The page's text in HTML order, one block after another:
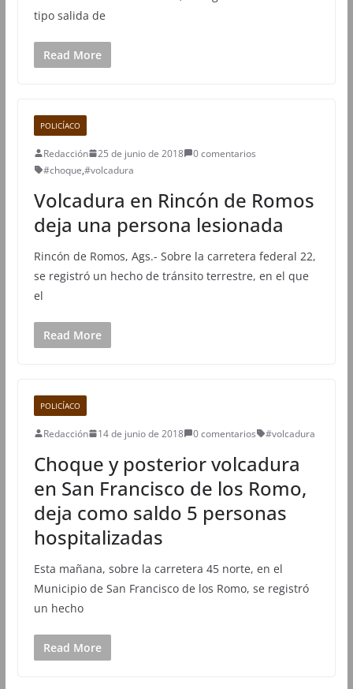
tipo salida de
Read More
POLICÍACO
Redacción 25 de junio de 2018
0 comentarios
#choque,#volcadura
Volcadura en Rincón de Romos
deja una persona lesionada
Rincón de Romos, Ags.- Sobre la carretera federal 22,
se registró un hecho de tránsito terrestre, en el que
el
Read More
POLICÍACO
Redacción 14 de junio de 2018 0 comentarios #volcadura
Choque y posterior volcadura
en San Francisco de los Romo,
deja como saldo 5 personas
hospitalizadas
Esta mañana, sobre la carretera 45 norte, en el
Municipio de San Francisco de los Romo, se registró
un hecho
Read More